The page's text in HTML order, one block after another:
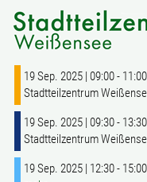
19 Sep. 2025 | 09:00 -
Stadtteilzentrum
19 Sep. 2025 | 09:30 -
Stadtteilzentrum
19 Sep. 2025 | 12:30 -